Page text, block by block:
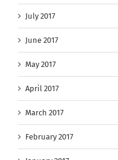
July 2017
June 2017
May 2017
April 2017
March 2017
February 2017